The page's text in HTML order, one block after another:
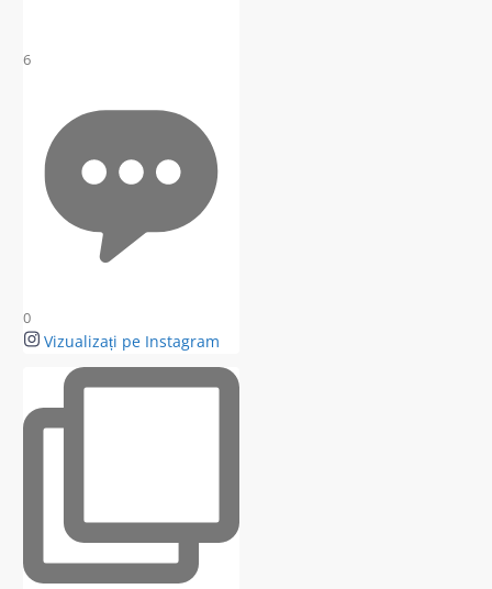
6
0
Vizualizați pe Instagram